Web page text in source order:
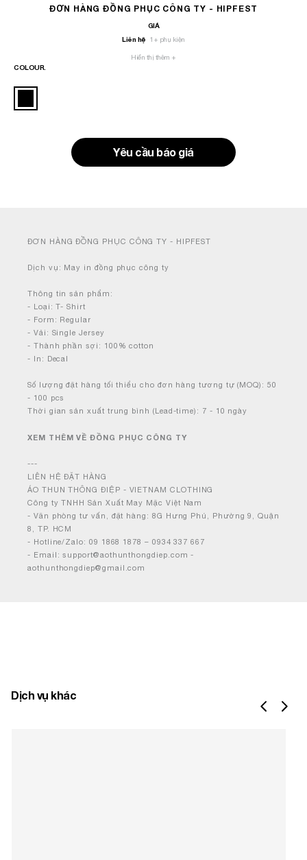
ĐƠN HÀNG ĐỒNG PHỤC CÔNG TY - HIPFEST
GIÁ
Liên hệ
1 + phụ kiện
Hiển thị thêm +
COLOUR.
Yêu cầu báo giá
ĐƠN HÀNG ĐỒNG PHỤC CÔNG TY - HIPFEST
Dịch vụ: May in đồng phục công ty
Thông tin sản phẩm:
- Loại: T- Shirt
- Form: Regular
- Vải: Single Jersey
- Thành phần sợi: 100% cotton
- In: Decal
Số lượng đặt hàng tối thiểu cho đơn hàng tương tự (MOQ): 50
- 100 pcs
Thời gian sản xuất trung bình (Lead-time): 7 - 10 ngày
XEM THÊM VỀ ĐỒNG PHỤC CÔNG TY
---
LIÊN HỆ ĐẶT HÀNG
ÁO THUN THÔNG ĐIỆP - VIETNAM CLOTHING
Công ty TNHH Sản Xuất May Mặc Việt Nam
- Văn phòng tư vấn, đặt hàng: 8G Hưng Phú, Phường 9, Quận
8, TP. HCM
- Hotline/Zalo: 09 1868 1878 – 0934 337 667
- Email: support@aothunthongdiep.com -
aothunthongdiep@gmail.com
Dịch vụ khác